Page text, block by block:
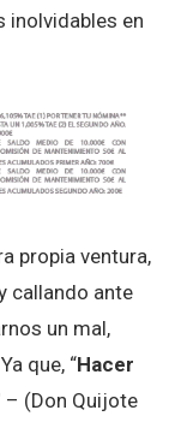
inolvidables en
propia ventura,
callando ante
un mal,
que, “Hacer
– (Don Quijote